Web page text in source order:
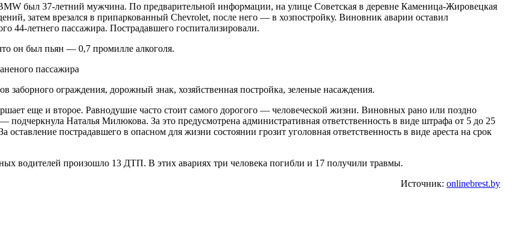
был 37-летний мужчина. По предварительной информации, на улице Советская в деревне Каменица-Жировецкая
затем врезался в припаркованный Chevrolet, после него — в хозпостройку. Виновник аварии оставил
44-летнего пассажира. Пострадавшего госпитализировали.
он был пьян — 0,7 промилле алкоголя.
заборного ограждения, дорожный знак, хозяйственная постройка, зеленые насаждения.
еще и второе. Равнодушие часто стоит самого дорогого — человеческой жизни. Виновных рано или поздно
Наталья Милюкова. За это предусмотрена административная ответственность в виде штрафа от 5 до 25
пострадавшего в опасном для жизни состоянии грозит уголовная ответственность в виде ареста на срок
водителей произошло 13 ДТП. В этих авариях три человека погибли и 17 получили травмы.
Источник: onlinebrest.by